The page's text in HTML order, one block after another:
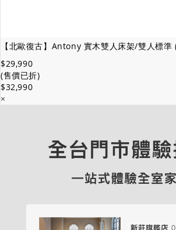
【北歐復古】Antony 實木雙人床架/雙人標
$29,990
(售價已折)
$32,990
×